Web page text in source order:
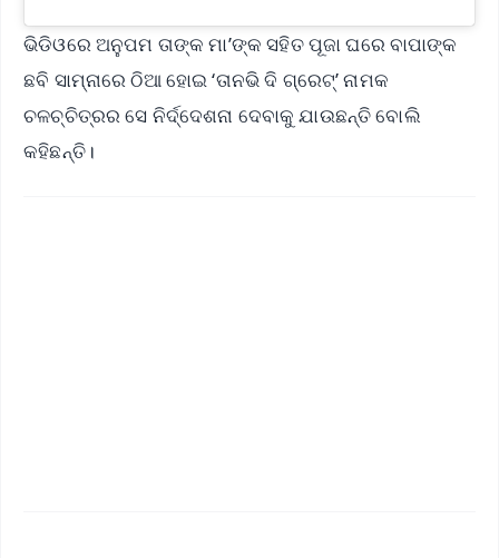
ଭିଡିଓରେ ଅନୁପମ ତାଙ୍କ ମା’ଙ୍କ ସହିତ ପୂଜା ଘରେ ବାପାଙ୍କ
ଛବି ସାମ୍ନାରେ ଠିଆ ହୋଇ ‘ତାନଭି ଦି ଗ୍ରେଟ୍’ ନାମକ
ଚଳଚ୍ଚିତ୍ରର ସେ ନିର୍ଦ୍ଦେଶନା ଦେବାକୁ ଯାଉଛନ୍ତି ବୋଲି
କହିଛନ୍ତି।